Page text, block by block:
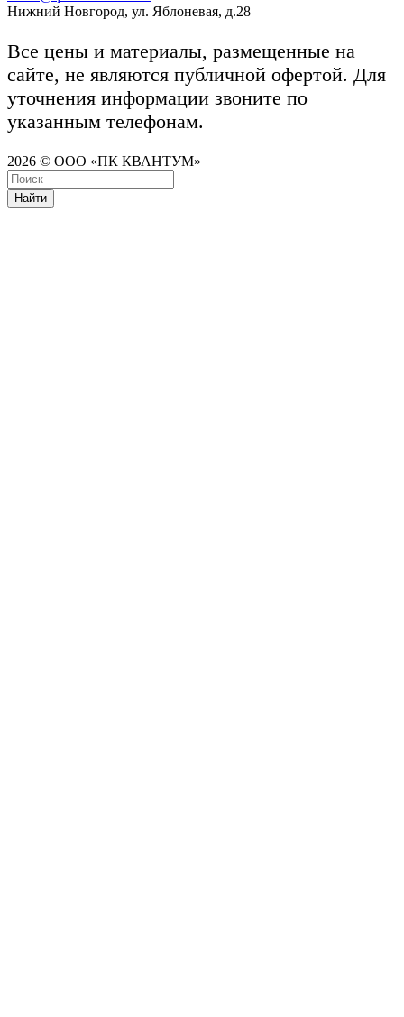
Нижний Новгород, ул. Яблоневая, д.28
Все цены и материалы, размещенные на
сайте, не являются публичной офертой. Для
уточнения информации звоните по
указанным телефонам.
2026 © ООО «ПК КВАНТУМ»
Найти